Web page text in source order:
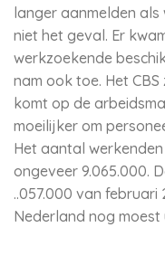
langer aanmelden
niet het geval. Er
werkzoekende
nam ook toe. Het
komt op de
moeilijker om
Het aantal
ongeveer 9.065.000.
..057.000 van februari
Nederland nog moest